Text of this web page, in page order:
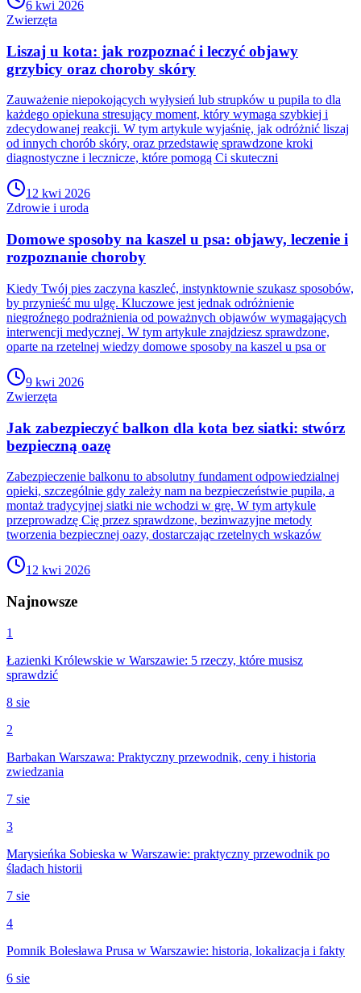
6 kwi 2026
Zwierzęta
Liszaj u kota: jak rozpoznać i leczyć objawy
grzybicy oraz choroby skóry
Zauważenie niepokojących wyłysień lub strupków u pupila to dla
każdego opiekuna stresujący moment, który wymaga szybkiej i
zdecydowanej reakcji. W tym artykule wyjaśnię, jak odróżnić liszaj
od innych chorób skóry, oraz przedstawię sprawdzone kroki
diagnostyczne i lecznicze, które pomogą Ci skuteczni
12 kwi 2026
Zdrowie i uroda
Domowe sposoby na kaszel u psa: objawy, leczenie i
rozpoznanie choroby
Kiedy Twój pies zaczyna kaszleć, instynktownie szukasz sposobów,
by przynieść mu ulgę. Kluczowe jest jednak odróżnienie
niegroźnego podrażnienia od poważnych objawów wymagających
interwencji medycznej. W tym artykule znajdziesz sprawdzone,
oparte na rzetelnej wiedzy domowe sposoby na kaszel u psa or
9 kwi 2026
Zwierzęta
Jak zabezpieczyć balkon dla kota bez siatki: stwórz
bezpieczną oazę
Zabezpieczenie balkonu to absolutny fundament odpowiedzialnej
opieki, szczególnie gdy zależy nam na bezpieczeństwie pupila, a
montaż tradycyjnej siatki nie wchodzi w grę. W tym artykule
przeprowadzę Cię przez sprawdzone, bezinwazyjne metody
tworzenia bezpiecznej oazy, dostarczając rzetelnych wskazów
12 kwi 2026
Najnowsze
1
Łazienki Królewskie w Warszawie: 5 rzeczy, które musisz
sprawdzić
8 sie
2
Barbakan Warszawa: Praktyczny przewodnik, ceny i historia
zwiedzania
7 sie
3
Marysieńka Sobieska w Warszawie: praktyczny przewodnik po
śladach historii
7 sie
4
Pomnik Bolesława Prusa w Warszawie: historia, lokalizacja i fakty
6 sie